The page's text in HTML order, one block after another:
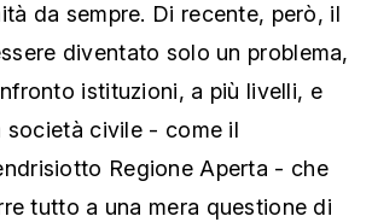
da sempre. Di recente, però, il
diventato solo un problema,
istituzioni, a più livelli, e
società civile - come il
Regione Aperta - che
tutto a una mera questione di